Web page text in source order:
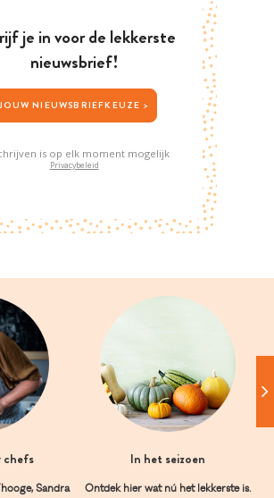
je in voor de lekkerste
nieuwsbrief!
JOUW NIEUWSBRIEFKEUZE >
is op elk moment mogelijk
Privacybeleid
chefs
Sandra
In het seizoen
Ontdek hier wat nú het lekkerste is.